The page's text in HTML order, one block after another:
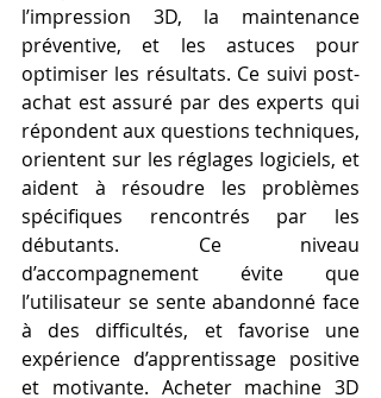
l’impression 3D, la maintenance
préventive, et les astuces pour
optimiser les résultats. Ce suivi post-
achat est assuré par des experts qui
répondent aux questions techniques,
orientent sur les réglages logiciels, et
aident à résoudre les problèmes
spécifiques rencontrés par les
débutants. Ce niveau
d’accompagnement évite que
l’utilisateur se sente abandonné face
à des difficultés, et favorise une
expérience d’apprentissage positive
et motivante. Acheter machine 3D